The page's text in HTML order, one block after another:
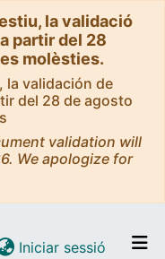
la validació
partir del 28
molèsties.
la validación de
del 28 de agosto
validation will
We apologize for
Iniciar sessió (current)